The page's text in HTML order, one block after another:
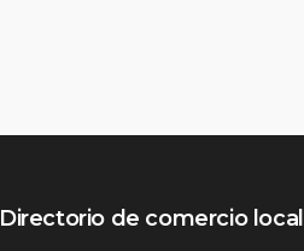
Directorio de comercio local